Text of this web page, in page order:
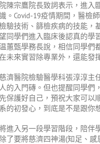
陳宗鷹院長致詞表示，進
。 Covid-19疫情期間，醫檢
驗技術、篩檢疾病的技能，
同學們進入臨床後認真的學
蕙甄學務長說，相信同學
未來實習除專業外，還能發
濟醫院檢驗醫學科張淳淳
的入門磚。但也提醒同學
保護好自己，預祝大家可
的初發心，到底是不是跟你
進入另一段學習階段，陪伴
了要將慈濟四神湯(知足、感